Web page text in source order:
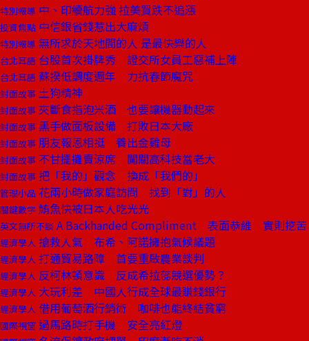
特別報導 中、印續航力強 拉美買跌不追漲
投資焦點 中信銀省錢惹出大麻煩
特別報導 無所求於天地間的人 是最快樂的人
台北耳語 台股首次掛牌秀 證交所女員工惡補上陣
台北耳語 蘇揆低調度週年 力抗春節魔咒
封面故事 土狗精神
封面故事 夾斷食指泡米酒 也要讓機器動起來
封面故事 黑手做面板設備 打敗日本大廠
封面故事 朋友報恩相挺 養出金雞母
封面故事 不甘擺攤賣涼席 闖關高科技當老大
封面故事 把「我的」觀念 換成「我們的」
管理小品 花兩小時做家庭訪問 找到「對」的人
關鍵數字 鮪魚快被日本人吃光光
英文無所不談 A Backhanded Compliment 表面恭維 實則挖苦
經濟學人 搶救人氣 布希、阿諾擁抱氣候議題
經濟學人 打通貿易路障 首要重啟農業談判
經濟學人 反柯林頓意識 反成希拉蕊競選優勢？
經濟學人 大玩利差 中國人行成全球最賺錢銀行
經濟學人 借用葡萄酒行銷術 咖啡也能終結貧窮
國際視窗 過馬路時打手機 安全亮紅燈